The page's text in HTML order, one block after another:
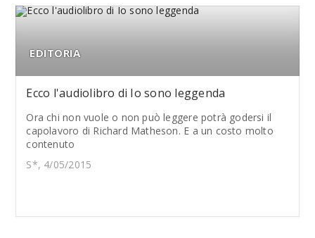
EDITORIA
Ecco l'audiolibro di Io sono leggenda
Ora chi non vuole o non può leggere potrà godersi il
capolavoro di Richard Matheson. E a un costo molto
contenuto
S*, 4/05/2015